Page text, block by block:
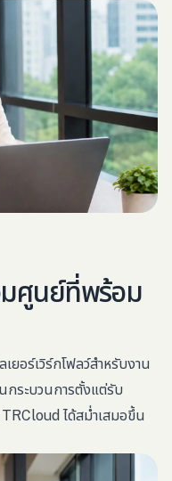
มศูนย์ที่พร้อม
อร์เวิร์กโฟลว์สำหรับงาน
กระบวนการตั้งแต่รับ
ได้สม่ำเสมอขึ้น